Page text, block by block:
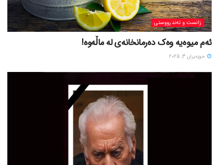
زانست و تەندرووستی
ئەم میوەیە وەک دەرمانخانەی لە ماڵەوە!
حوزه‌یران 3, 2025